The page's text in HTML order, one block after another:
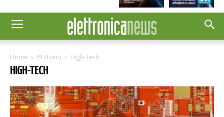
Home PCB [en] High-Tech
HIGH-TECH